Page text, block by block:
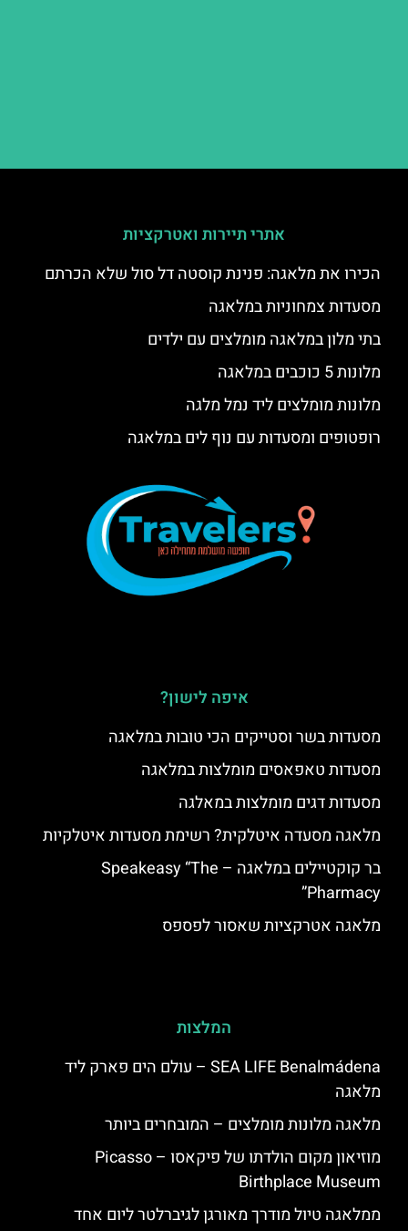
אתרי תיירות ואטרקציות
הכירו את מלאגה: פנינת קוסטה דל סול שלא הכרתם
מסעדות צמחוניות במלאגה
בתי מלון במלאגה מומלצים עם ילדים
מלונות 5 כוכבים במלאגה
מלונות מומלצים ליד נמל מלגה
רופטופים ומסעדות עם נוף לים במלאגה
איפה לישון?
מסעדות בשר וסטייקים הכי טובות במלאגה
מסעדות טאפאסים מומלצות במלאגה
מסעדות דגים מומלצות במאלגה
מלאגה מסעדה איטלקית? רשימת מסעדות איטלקיות
בר קוקטיילים במלאגה – Speakeasy “The
Pharmacy”
מלאגה אטרקציות שאסור לפספס
המלצות
SEA LIFE Benalmádena – עולם הים פארק ליד
מלאגה
מלאגה מלונות מומלצים – המובחרים ביותר
מוזיאון מקום הולדתו של פיקאסו – Picasso
Birthplace Museum
ממלאגה טיול מודרך מאורגן לגיברלטר ליום אחד